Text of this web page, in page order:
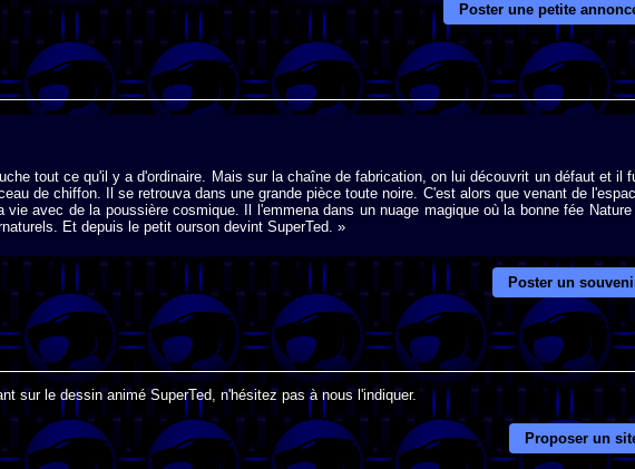
Poster une petite
tout ce qu'il y a d'ordinaire. Mais sur la chaîne de fabrication, on lui découvrit un défaut et il
de chiffon. Il se retrouva dans une grande pièce toute noire. C'est alors que venant de
vie avec de la poussière cosmique. Il l'emmena dans un nuage magique où la bonne fée Nature
Et depuis le petit ourson devint SuperTed. »
Poster un
sur le dessin animé SuperTed, n'hésitez pas à nous l'indiquer.
Proposer un